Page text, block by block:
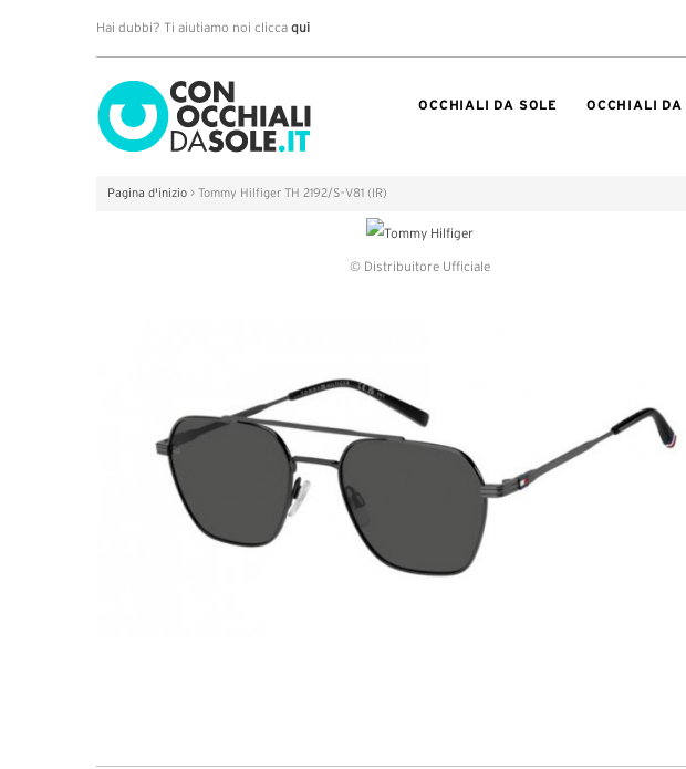
Hai dubbi? Ti aiutiamo noi clicca qui
OCCHIALI DA SOLE OCCHIALI DA
Pagina d'inizio > Tommy Hilfiger TH 2192/S-V81 (IR)
© Distribuitore Ufficiale